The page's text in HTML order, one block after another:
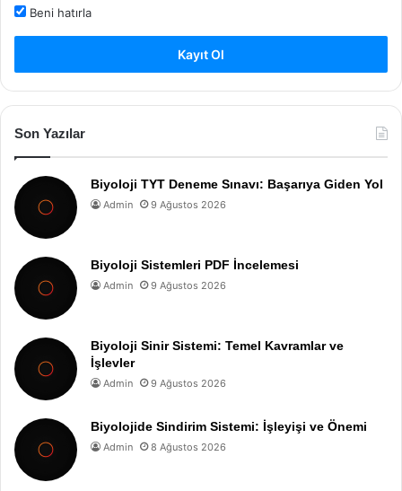
Beni hatırla
Kayıt Ol
Son Yazılar
Biyoloji TYT Deneme Sınavı: Başarıya Giden Yol
Admin 9 Ağustos 2026
Biyoloji Sistemleri PDF İncelemesi
Admin 9 Ağustos 2026
Biyoloji Sinir Sistemi: Temel Kavramlar ve
İşlevler
Admin 9 Ağustos 2026
Biyolojide Sindirim Sistemi: İşleyişi ve Önemi
Admin 8 Ağustos 2026